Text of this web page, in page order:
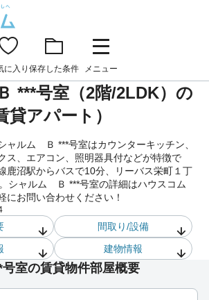
に入り 保存した条件 メニュー
***号室（2階/2LDK）の
貸アパート）
ャルム Ｂ ***号室はカウンターキッチン、
ス、エアコン、照明器具付などが特徴で
鹿沼駅からバスで10分、リーバス栄町１丁
シャルム Ｂ ***号室の詳細はハウスコム
にお問い合わせください！
間取り/設備
建物情報
室の賃貸物件部屋概要